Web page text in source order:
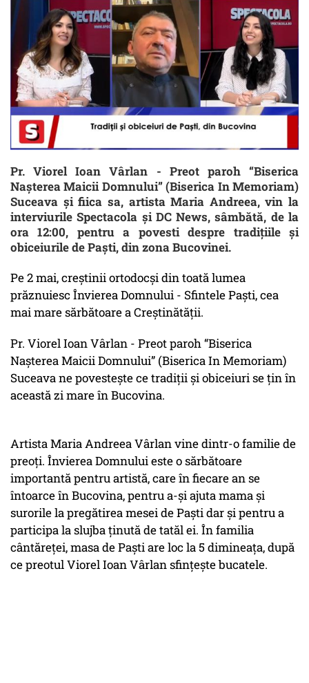
Pr. Viorel Ioan Vârlan - Preot paroh “Biserica
Nașterea Maicii Domnului” (Biserica In Memoriam)
Suceava și fiica sa, artista Maria Andreea, vin la
interviurile Spectacola și DC News, sâmbătă, de la
ora 12:00, pentru a povesti despre tradițiile și
obiceiurile de Paști, din zona Bucovinei.
Pe 2 mai, creştinii ortodocşi din toată lumea
prăznuiesc Învierea Domnului - Sfintele Paști, cea
mai mare sărbătoare a Creştinătăţii.
Pr. Viorel Ioan Vârlan - Preot paroh “Biserica
Nașterea Maicii Domnului” (Biserica In Memoriam)
Suceava ne povestește ce tradiții și obiceiuri se țin în
această zi mare în Bucovina.
Artista Maria Andreea Vârlan vine dintr-o familie de
preoți. Învierea Domnului este o sărbătoare
importantă pentru artistă, care în fiecare an se
întoarce în Bucovina, pentru a-și ajuta mama și
surorile la pregătirea mesei de Paști dar și pentru a
participa la slujba ținută de tatăl ei. În familia
cântăreței, masa de Paști are loc la 5 dimineața, după
ce preotul Viorel Ioan Vârlan sfințește bucatele.